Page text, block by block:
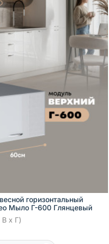
горизонтальный
Мыло Г-600 Глянцевый
x Г)